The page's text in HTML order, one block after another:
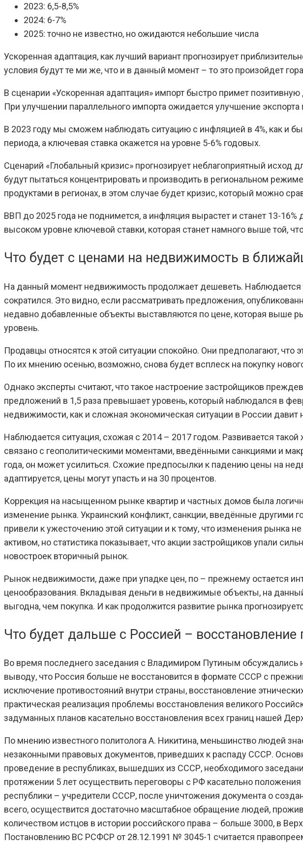
2023: 6,5-8,5%
2024: 6-7%
2025: точно не известно, но ожидаются небольшие числа
Ускоренная адаптация, как лучший вариант прогнозирует
условия будут те ми же, что и в данный момент – то это произойдет
В сценарии «Ускоренная адаптация» импорт быстро примет
При улучшении параллельного импорта ожидается улучшение
В 2023 году мы сможем наблюдать ситуацию с инфляцией в 4%, как и
периода, а ключевая ставка окажется на уровне 5-6% годовых.
Сценарий «Глобальный кризис» прогнозирует неблагоприятный
будут пытаться концентрировать и производить в региональном
продуктами в регионах, в этом случае будет кризис, который можно
ВВП до 2025 года не поднимется, а инфляция вырастет и станет 13-
высоком уровне ключевой ставки, которая станет намного выше той,
Что будет с ценами на недвижимость в
На данный момент недвижимость продолжает дешеветь.
сократился. Это видно, если рассматривать предложения,
недавно добавленные объекты выставляются по цене, которая выше
уровень.
Продавцы относятся к этой ситуации спокойно. Они предполагают,
По их мнению осенью, возможно, снова будет всплеск на покупку
Однако эксперты считают, что такое настроение застройщиков
предложений в 1,5 раза превышает уровень, который наблюдался в
недвижимости, как и сложная экономическая ситуации в России
Наблюдается ситуация, схожая с 2014 – 2017 годом. Развивается
связано с геополитическими моментами, введёнными санкциями и
года, он может усилиться. Схожие предпосылки к падению цены на
адаптируется, цены могут упасть и на 30 процентов.
Коррекция на насыщенном рынке квартир и частных домов была
изменение рынка. Украинский конфликт, санкции, введённые другими
привели к ужесточению этой ситуации и к тому, что изменения
активом, но статистика показывает, что акции застройщиков упали
новостроек вторичный рынок.
Рынок недвижимости, даже при упадке цен, по – прежнему остается
ценообразования. Вкладывая деньги в недвижимые объекты, на
выгодна, чем покупка. И как продолжится развитие рынка
Что будет дальше с Россией – восстановление
Во время последнего заседания с Владимиром Путиным
выводу, что Россия больше не восстановится в формате СССР с
исключение противостояний внутри страны, восстановление
практическая реализация проблемы восстановления великого
задуманных планов касательно восстановления всех границ нашей
По мнению известного политолога А. Никитина, меньшинство людей
незаконными правовых документов, приведших к распаду СССР.
проведение в республиках, вышедших из СССР, необходимого
протяжении 5 лет осуществить переговоры с РФ касательно
республики – учредители СССР, после уничтожения документа о
всего, осуществится достаточно масштабное обращение людей,
количеством истцов в истории российского права – больше 3000, в
Постановлению ВС РСФСР от 28.12.1991 № 3045-1 считается